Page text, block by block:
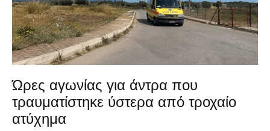
Ώρες αγωνίας για άντρα που
τραυματίστηκε ύστερα από τροχαίο
ατύχημα